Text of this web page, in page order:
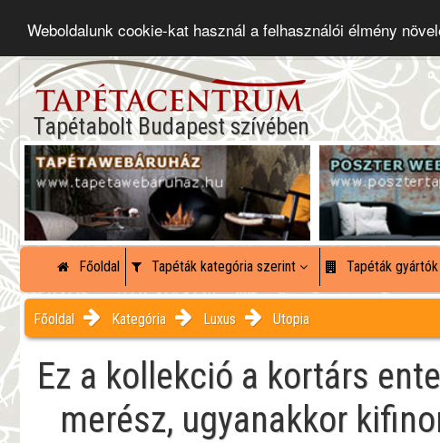
Weboldalunk cookie-kat használ a felhasználói élmény
Tapétabolt Budapest szívében
Főoldal Tapéták kategória szerint Tapéták
Főoldal Kategória Luxus Utopia
Ez a kollekció a kortárs
merész, ugyanakkor